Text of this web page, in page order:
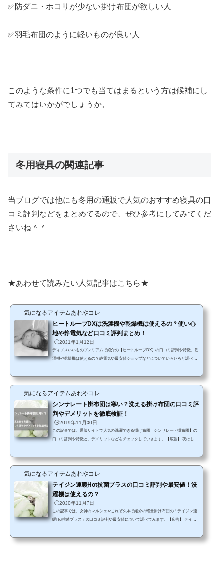
✅防ダニ・ホコリが少ない掛け布団が欲しい人
✅羽毛布団のように軽いものが良い人
このような条件に1つでも当てはまるという方は候補にし
てみてはいかがでしょうか。
冬用寝具の関連記事
当ブログでは他にも冬用の通販で人気のおすすめ寝具の口
コミ評判などをまとめてるので、ぜひ参考にしてみてくだ
さいね＾＾
★あわせて読みたい人気記事はこちら★
気になるアイテムあれやコレ
ヒートループDXは洗濯機や乾燥機は使えるの？使い心
地や静電気など口コミ評判まとめ！
🕒️2021年1月12日
ディノスいいものプレミアムで紹介の【ヒートループDX】の口コミ評判や特徴、洗
濯機や乾燥機は使えるの？静電気や最安値ショップなどについていろいろと調べて
のが「洗濯機は使えるの？洗い方は？」「乾燥機に入れても大丈夫かな？」という
ように、やっぱりいつまでもキレイに使い...
気になるアイテムあれやコレ
シンサレート掛布団は寒い？洗える掛け布団の口コミ評
判やデメリットを徹底検証！
🕒️2019年11月30日
この記事では、通販サイトで人気の洗濯できる掛け布団【シンサレート掛布団】の
口コミ評判や特徴と、デメリットなどをチェックしていきます。【広告】 夜はしっ
団を見つけて、その口コミが気になったのです！ 「本当に羽毛よりもあたたかいの
かな？」 そんな疑問から、実際...
気になるアイテムあれやコレ
テイジン速暖Hot抗菌プラスの口コミ評判や最安値！洗
濯機は使えるの？
🕒️2020年11月7日
この記事では、女神のマルシェやこれぞ久本で紹介の軽量掛け布団の「テイジン速
暖Hot抗菌プラス」の口コミ評判や最安値について調べてみます。【広告】 テイジ